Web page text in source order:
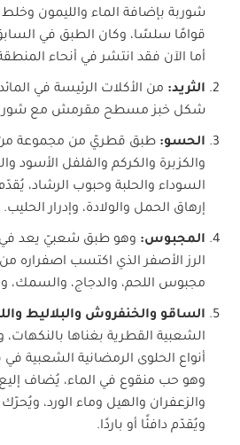
شوربة بإضافة الماء والليمون
قوامًا سلسًا، وكان الطبق في
أما الآن فقد انتشر في أنحاء
الثريد: من الأكلات الرئيسة في
شكل خبز مسطح مقرمش مع شوربة
الحسو: طبق قطريّ من مجموعة من
والكزبرة والكركم والفلفل الأسود
السوداء والحلبة وحبوب الرشاد،
إرهاق الحمل والولادة، وإدرار الحليب.
المجبوس: وهو طبق شعبيّ يعد في
الرز الأصفر الذي اكتسب اصفراره من
مجبوس اللحم، والدجاج، والسمك،
الساقو والخنفروش والبلاليط
الشعبية القطرية بغناها
أنواع الحلوى الرمضانية الشعبية
وهو حب منقوع في الماء، يُضاف
والزعفران والهيل وماء الورد،
ويُقدّم دافئًا أو باردًا.